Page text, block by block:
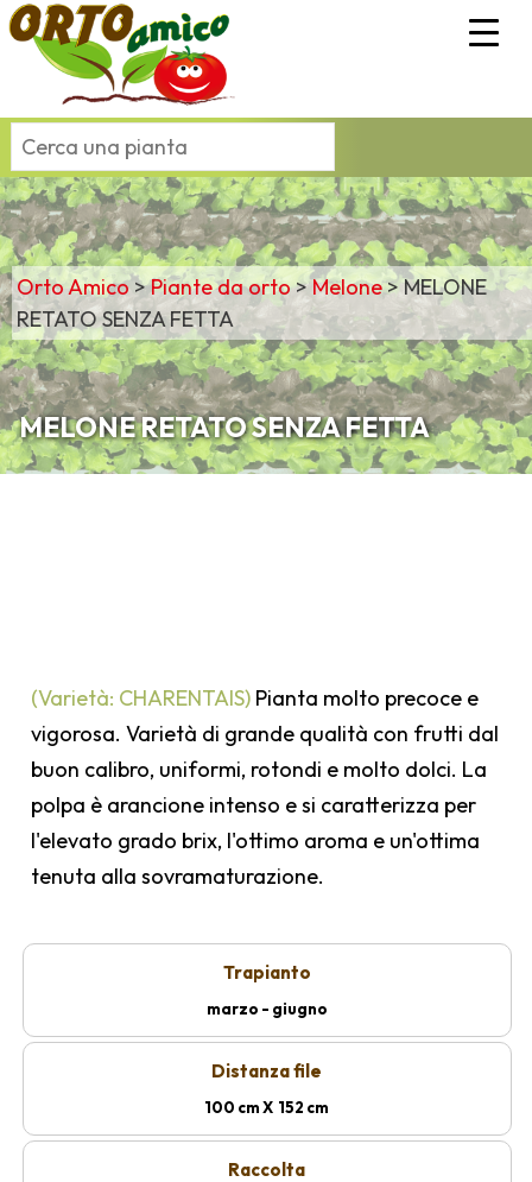
Orto Amico>Piante da orto>Melone>MELONE
RETATO SENZA FETTA
MELONE RETATO SENZA FETTA
(Varietà: CHARENTAIS) Pianta molto precoce e
vigorosa. Varietà di grande qualità con frutti dal
buon calibro, uniformi, rotondi e molto dolci. La
polpa è arancione intenso e si caratterizza per
l'elevato grado brix, l'ottimo aroma e un'ottima
tenuta alla sovramaturazione.
Trapianto
marzo - giugno
Distanza file
100 cm X 152 cm
Raccolta